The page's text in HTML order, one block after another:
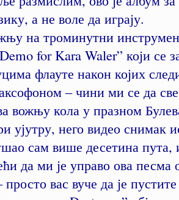
а не воле да играју.
на троминутни
for Kara Waler” који се
флауте након којих
– чини ми се да све
вожњу кола у празном
ујутру, него видео снимак
сам више десетина пута,
да ми је управо ова песма
просто вас вуче да је